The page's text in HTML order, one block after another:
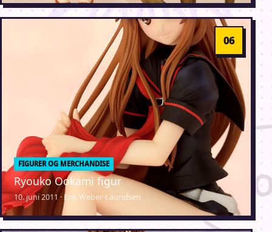
FIGURER OG MERCHANDISE
Ryouko Ookami figur
10. juni 2011 · Erik Weber-Lauridsen